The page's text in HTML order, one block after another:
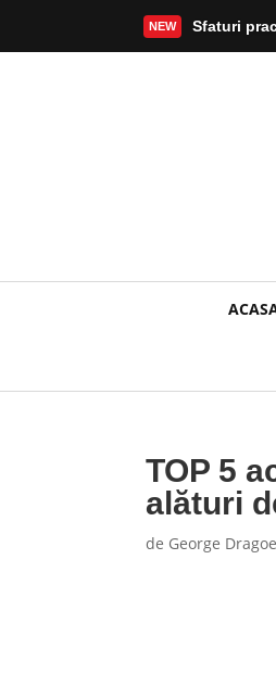
NEW Sfaturi
Mai mult
TOP 5
alături
de George